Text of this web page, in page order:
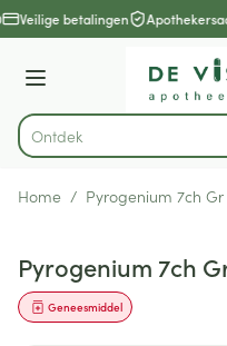
Ga naar de inhoud
1 van 1
Veilige betalingen
Menu
Product, merk, categorie...
Home / Pyrogenium 7ch
Pyrogenium 7ch
Geneesmiddel